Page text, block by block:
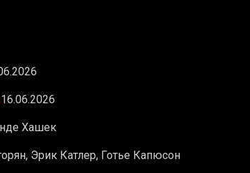
16.06.2026
Хашек
Эрик Катлер, Готье Капюсон